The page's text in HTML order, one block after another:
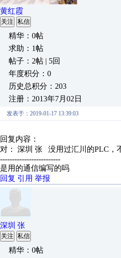
黄红霞
关注 私信
精华：0帖
求助：1帖
帖子：2帖 | 5回
年度积分：0
历史总积分：203
注册：2013年7月02日
发表于：2019-01-17 13:39:03
回复内容：
对： 深圳 张
没用过汇川的PLC，
-------------------------
是用的通信编写的吗
回复 引用 举报
深圳 张
关注 私信
精华：0帖